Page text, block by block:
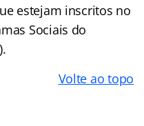
estejam inscritos no
Sociais do
Volte ao topo